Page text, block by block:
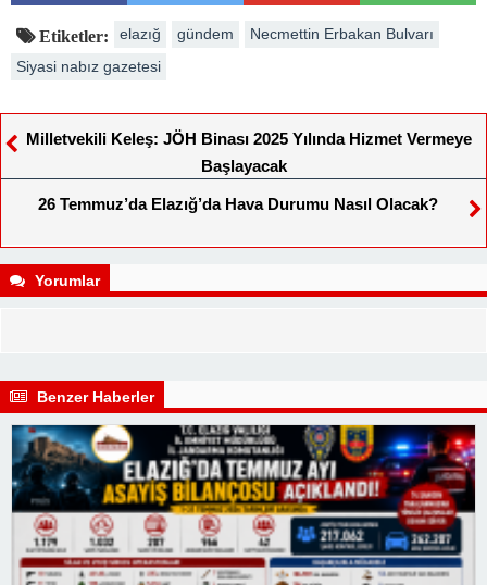
Etiketler: elazığ gündem
Necmettin Erbakan Bulvarı
Siyasi nabız gazetesi
Milletvekili Keleş: JÖH Binası 2025 Yılında Hizmet Vermeye
Başlayacak
26 Temmuz’da Elazığ’da Hava Durumu Nasıl Olacak?
Yorumlar
Benzer Haberler